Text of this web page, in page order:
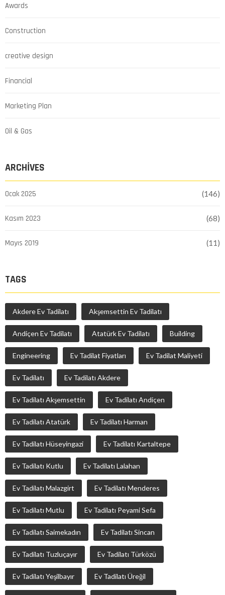
Awards
Construction
creative design
Financial
Marketing Plan
Oil & Gas
ARCHIVES
Ocak 2025 (146)
Kasım 2023 (68)
Mayıs 2019 (11)
TAGS
Akdere Ev Tadilatı Akşemsettin Ev Tadilatı
Andiçen Ev Tadilatı Atatürk Ev Tadilatı Building
Engineering Ev Tadilat Fiyatları Ev Tadilat Maliyeti
Ev Tadilatı Ev Tadilatı Akdere
Ev Tadilatı Akşemsettin Ev Tadilatı Andiçen
Ev Tadilatı Atatürk Ev Tadilatı Harman
Ev Tadilatı Hüseyingazi Ev Tadilatı Kartaltepe
Ev Tadilatı Kutlu Ev Tadilatı Lalahan
Ev Tadilatı Malazgirt Ev Tadilatı Menderes
Ev Tadilatı Mutlu Ev Tadilatı Peyami Sefa
Ev Tadilatı Saimekadın Ev Tadilatı Sincan
Ev Tadilatı Tuzluçayır Ev Tadilatı Türközü
Ev Tadilatı Yeşilbayır Ev Tadilatı Üreğil